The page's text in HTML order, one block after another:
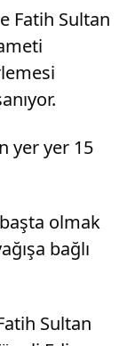
Fatih Sultan
yer yer 15
olmak
bağlı
Sultan